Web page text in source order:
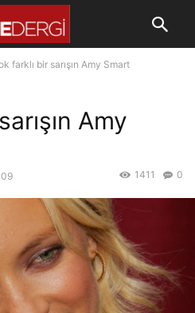
farklı bir sarışın Amy Smart
Amy
0
1411